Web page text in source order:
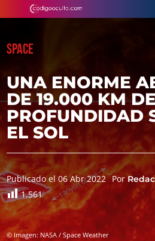
SPACE
UNA ENORME
DE 19.000 KM
PROFUNDIDAD
EL SOL
Publicado el 06 Abr 2022 Por
1.561
© Imagen: NASA / Space Weather